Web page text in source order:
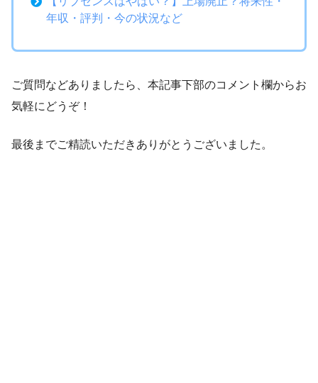
年収・評判・今の状況など
ご質問などありましたら、本記事下部のコメント欄からお
気軽にどうぞ！
最後までご精読いただきありがとうございました。